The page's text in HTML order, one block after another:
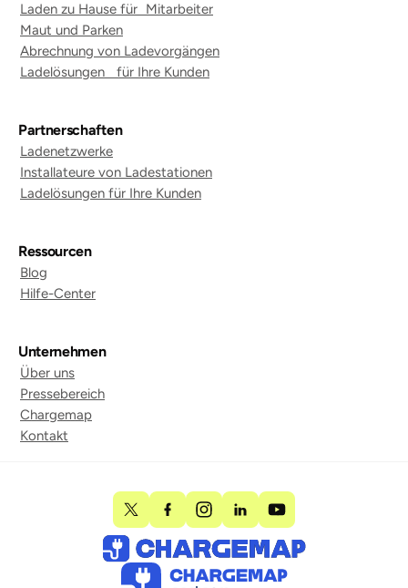
Laden zu Hause für Mitarbeiter
Maut und Parken
Abrechnung von Ladevorgängen
Ladelösungen für Ihre Kunden
Partnerschaften
Ladenetzwerke
Installateure von Ladestationen
Ladelösungen für Ihre Kunden
Ressourcen
Blog
Hilfe-Center
Unternehmen
Über uns
Pressebereich
Chargemap
Kontakt